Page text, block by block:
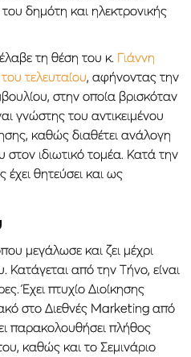
δημότη και ηλεκτρονικής
τη θέση του κ. Γιάννη
τελευταίου, αφήνοντας την
στην οποία βρισκόταν
γνώστης του αντικειμένου
καθώς διαθέτει ανάλογη
στον ιδιωτικό τομέα. Κατά την
έχει θητεύσει και ως
μεγάλωσε και ζει μέχρι
Κατάγεται από την Τήνο, είναι
Έχει πτυχίο Διοίκησης
στο Διεθνές Marketing από
παρακολουθήσει πλήθος
καθώς και το Σεμινάριο